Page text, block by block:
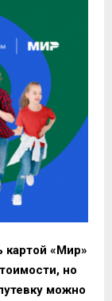
картой «Мир»
но
можно